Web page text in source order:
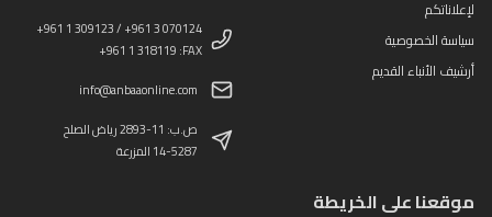
لإعلاناتكم
سياسة الخصوصية
أرشيف الأنباء القديم
+961 1 309123 / +961 3 070124
+961 1 318119 :FAX
info@anbaaonline.com
ص.ب: 11-2893 رياض الصلح
14-5287 المزرعة
موقعنا على الخريطة